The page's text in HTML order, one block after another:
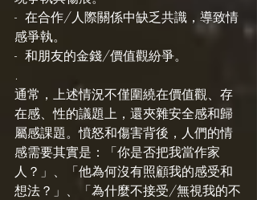
-  在合作/人際關係中缺乏共識，導致情
感爭執。
-  和朋友的金錢/價值觀紛爭。
.
通常，上述情況不僅圍繞在價值觀、存
在感、性的議題上，還夾雜安全感和歸
屬感課題。憤怒和傷害背後，人們的情
感需要其實是：「你是否把我當作家
人？」、「他為何沒有照顧我的感受和
想法？」、「為什麼不接受/無視我的不